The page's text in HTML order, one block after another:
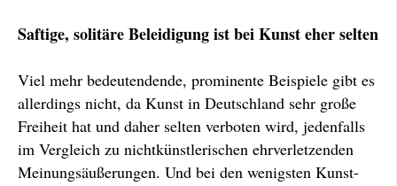
Saftige, solitäre Beleidigung ist bei Kunst eher selten
Viel mehr bedeutendende, prominente Beispiele gibt es
allerdings nicht, da Kunst in Deutsch­land sehr große
Freiheit hat und daher selten verboten wird, jedenfalls
im Ver­gleich zu nicht­künstlerischen ehrverletzenden
Meinungs­äuße­rungen. Und bei den wenigsten Kunst-